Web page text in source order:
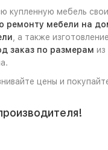
купленную мебель
ремонту мебели на
, а также изготовление
заказ по размерам из
цены и